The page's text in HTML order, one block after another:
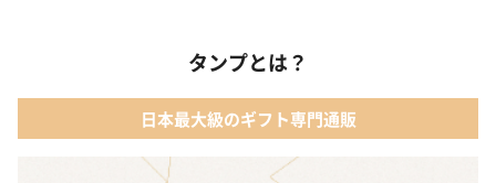
タンプとは？
日本最大級のギフト専門通販